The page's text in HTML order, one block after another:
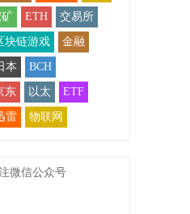
ETH 交易所
块链游戏 金融
本 BCH
东 以太 ETF
雷 物联网
微信公众号